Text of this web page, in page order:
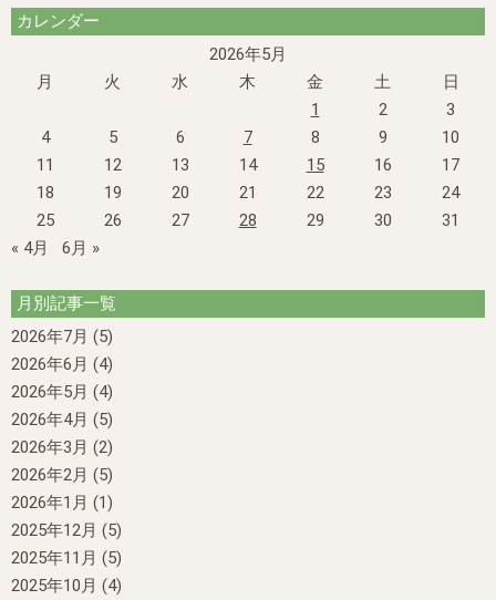
カレンダー
2026年5月
月
火 水 木 金 土
日
1
2
3
4
5 6 7 8 9
10
11
12 13 14 15 16
17
18
19 20 21 22 23
24
25
26 27 28 29 30
31
« 4月
6月 »
月別記事一覧
2026年7月 (5)
2026年6月 (4)
2026年5月 (4)
2026年4月 (5)
2026年3月 (2)
2026年2月 (5)
2026年1月 (1)
2025年12月 (5)
2025年11月 (5)
2025年10月 (4)